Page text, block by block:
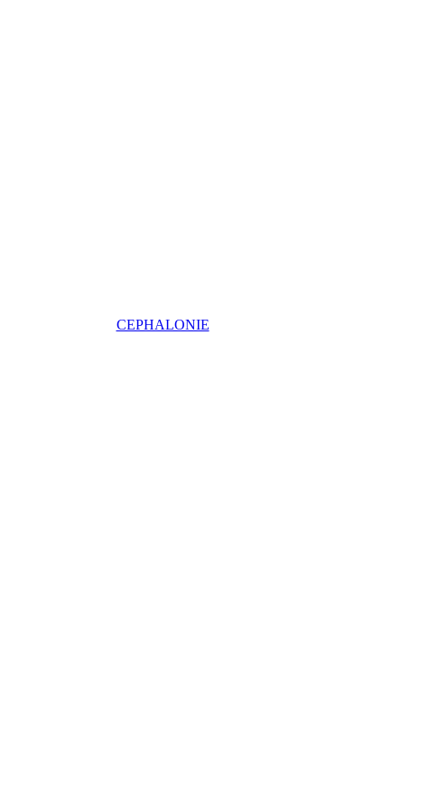
CEPHALONIE